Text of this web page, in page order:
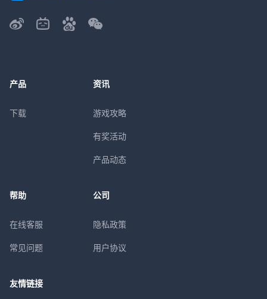
产品
下载
资讯
游戏攻略
有奖活动
产品动态
帮助
在线客服
常见问题
公司
隐私政策
用户协议
友情链接